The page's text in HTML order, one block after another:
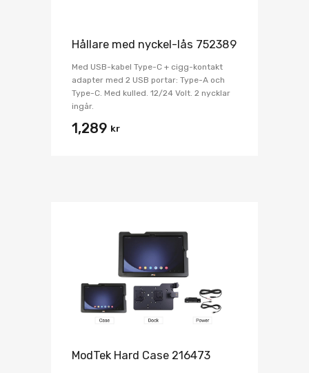
Hållare med nyckel-lås 752389
Med USB-kabel Type-C + cigg-kontakt
adapter med 2 USB portar: Type-A och
Type-C. Med kulled. 12/24 Volt. 2 nycklar
ingår.
1,289 kr
ModTek Hard Case 216473